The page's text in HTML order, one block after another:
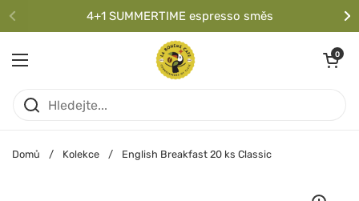
Přeskočit na obsah
Předchozí
4+1 SUMMERTIME espresso směs
Otevřít nabídku
Otevřít
0
Domů / Kolekce / English Breakfast 20 ks Classic